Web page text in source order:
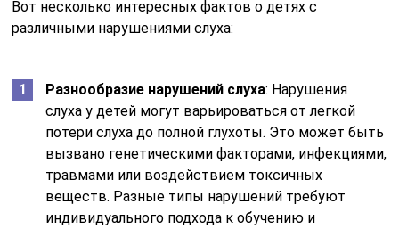
Вот несколько интересных фактов о детях с
различными нарушениями слуха:
Разнообразие нарушений слуха: Нарушения
слуха у детей могут варьироваться от легкой
потери слуха до полной глухоты. Это может быть
вызвано генетическими факторами, инфекциями,
травмами или воздействием токсичных
веществ. Разные типы нарушений требуют
индивидуального подхода к обучению и